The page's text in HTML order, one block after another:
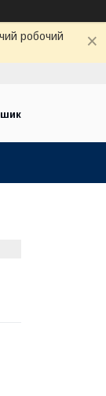
робочий